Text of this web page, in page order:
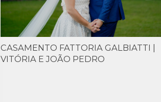
CASAMENTO FATTORIA GALBIATTI |
VITÓRIA E JOÃO PEDRO